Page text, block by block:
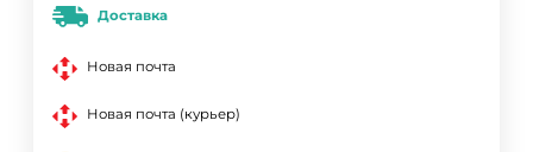
Доставка
Новая почта
Новая почта (курьер)